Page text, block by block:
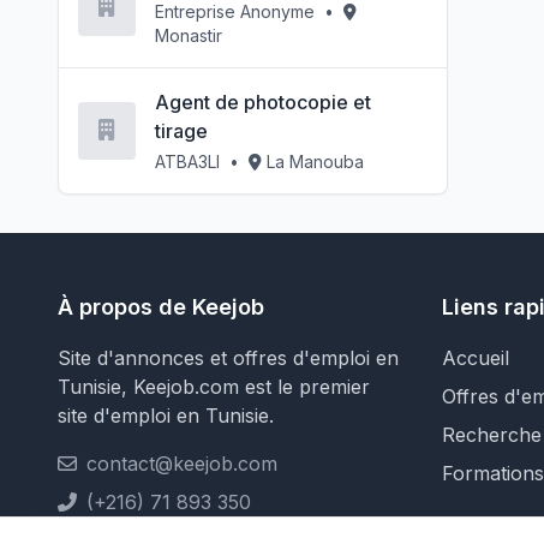
Entreprise Anonyme
•
Monastir
Agent de photocopie et
tirage
ATBA3LI • La Manouba
À propos de Keejob
Site d'annonces et offres d'emploi en
Tunisie, Keejob.com est le premier
site d'emploi en Tunisie.
contact@keejob.com
(+216) 71 893 350
Liens
Accueil
Offres
Formations